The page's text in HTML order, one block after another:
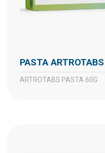
PASTA ARTROTABS
ARTROTABS PASTA 60G